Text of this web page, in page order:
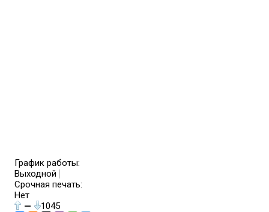
График работы:
Выходной
Срочная печать:
Нет
—
1045